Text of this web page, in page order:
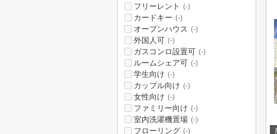
フリーレント (-)
カードキー (-)
オープンハウス (-)
外国人可 (-)
ガスコンロ設置可 (-)
ルームシェア可 (-)
学生向け (-)
カップル向け (-)
女性向け (-)
ファミリー向け (-)
室内洗濯機置場 (-)
フローリング (-)